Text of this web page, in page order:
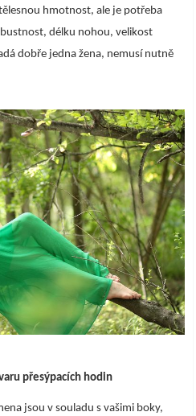
hmotnost, ale je potřeba
délku nohou, velikost
dobře jedna žena, nemusí nutně
přesýpacích hodin
jsou v souladu s vašimi boky,